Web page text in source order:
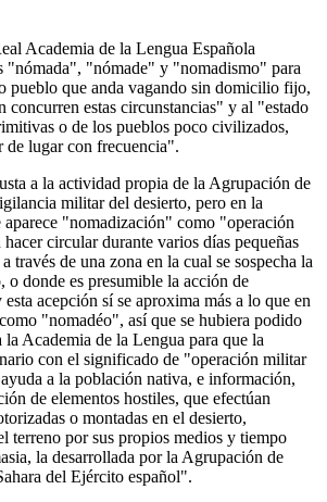
Academia de la Lengua Española
"nómada", "nómade" y "nomadismo" para
pueblo que anda vagando sin domicilio fijo,
concurren estas circunstancias" y al "estado
o de los pueblos poco civilizados,
de lugar con frecuencia".
a la actividad propia de la Agrupación de
militar del desierto, pero en la
aparece "nomadización" como "operación
circular durante varios días pequeñas
través de una zona en la cual se sospecha la
o donde es presumible la acción de
acepción sí se aproxima más a lo que en
"nomadéo", así que se hubiera podido
la Academia de la Lengua para que la
con el significado de "operación militar
a la población nativa, e información,
de elementos hostiles, que efectúan
o montadas en el desierto,
terreno por sus propios medios y tiempo
la desarrollada por la Agrupación de
del Ejército español".